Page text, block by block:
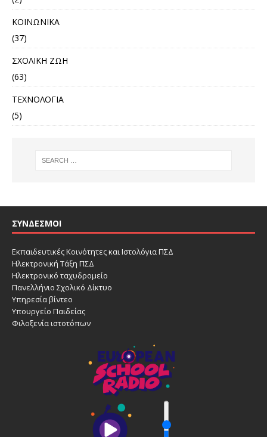
ΚΟΙΝΩΝΙΚΑ
(37)
ΣΧΟΛΙΚΗ ΖΩΗ
(63)
ΤΕΧΝΟΛΟΓΙΑ
(5)
ΣΎΝΔΕΣΜΟΙ
Εκπαιδευτικές Κοινότητες και Ιστολόγια ΠΣΔ
Ηλεκτρονική Τάξη ΠΣΔ
Ηλεκτρονικό ταχυδρομείο
Πανελλήνιο Σχολικό Δίκτυο
Υπηρεσία βίντεο
Υπουργείο Παιδείας
Φιλοξενία ιστοτόπων